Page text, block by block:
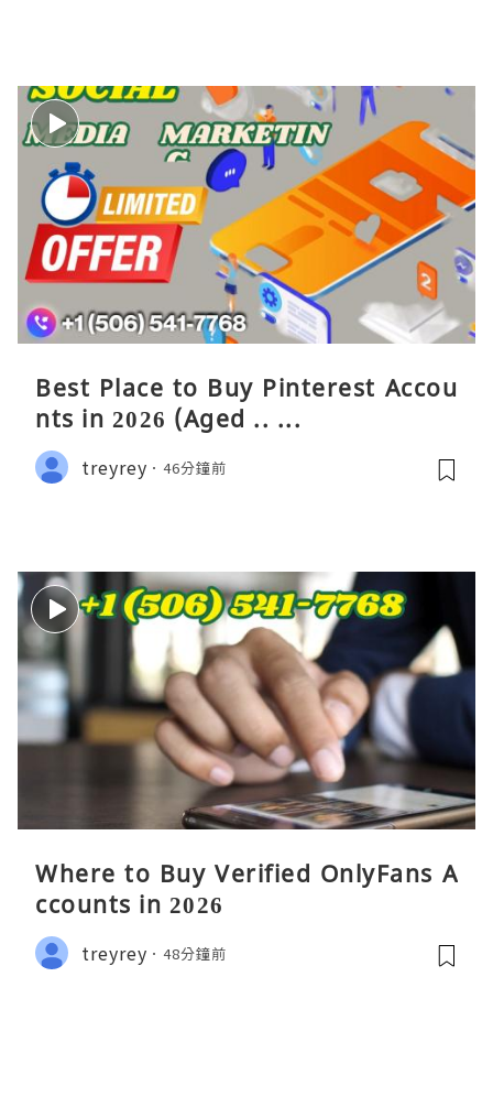
Best Place to Buy Pinterest Accou
nts in 2026 (Aged .. ...
treyrey 46分鐘前
Where to Buy Verified OnlyFans A
ccounts in 2026
treyrey 48分鐘前